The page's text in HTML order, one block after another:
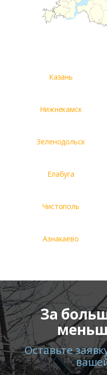
Казань
Нижнекамск
Зеленодольск
Елабуга
Чистополь
Азнакаево
За
Оставьте